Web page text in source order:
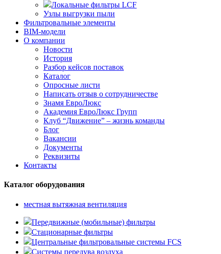
Локальные фильтры LCF
Узлы выгрузки пыли
Фильтровальные элементы
BIM-модели
О компании
Новости
История
Разбор кейсов поставок
Каталог
Опросные листи
Написать отзыв о сотрудничестве
Знамя ЕвроЛюкс
Академия ЕвроЛюкс Групп
Клуб “Движение” – жизнь команды
Блог
Вакансии
Документы
Реквизиты
Контакты
Каталог оборудования
местная вытяжная вентиляция
Передвижные (мобильные) фильтры
Стационарные фильтры
Центральные фильтровальные системы FCS
Системы передува воздуха